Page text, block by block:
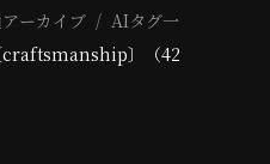
ーカイブ
AIタグ一
craftsmanship〕（42